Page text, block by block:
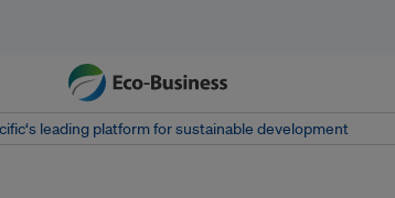
leading platform for sustainable development